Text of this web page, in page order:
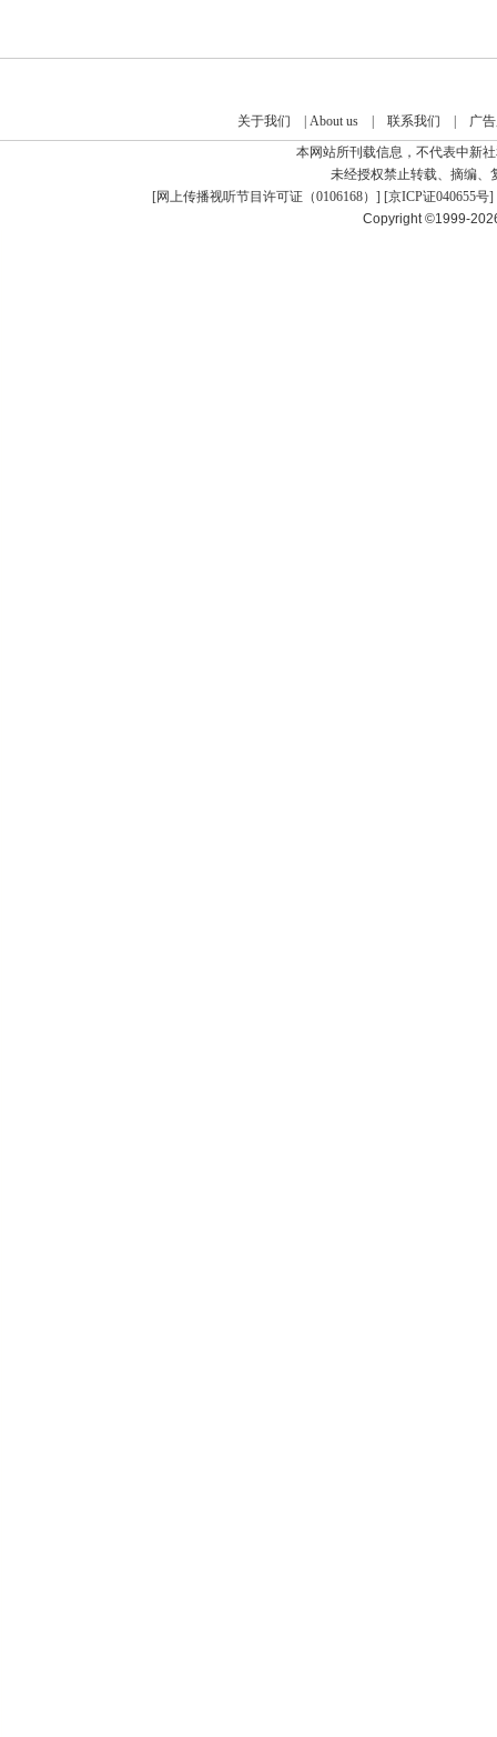
关于我们 About us| 联系我们
广
本网站所刊载信息，不代表中新
未经授权禁止转载、摘编、
[网上传播视听节目许可证（0106168） ] [京ICP证040655号]
Copyright ©1999-